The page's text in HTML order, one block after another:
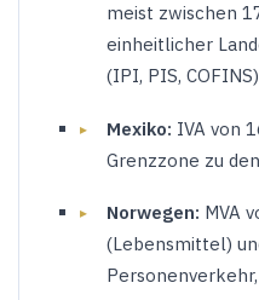
meist zwischen
einheitlicher
(IPI, PIS,
Mexiko: IVA von
Grenzzone zu
Norwegen: MVA
(Lebensmittel)